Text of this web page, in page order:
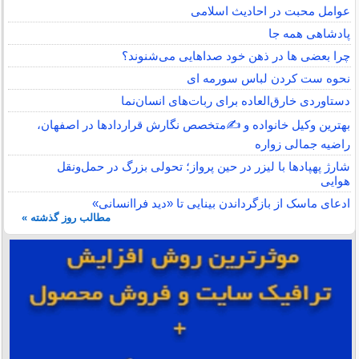
عوامل محبت در احادیث اسلامى
پادشاهی همه جا
چرا بعضی ها در ذهن خود صداهایی می‌شنوند؟
نحوه ست کردن لباس سورمه ای
دستاوردی خارق‌العاده برای ربات‌های انسان‌نما
بهترین وکیل خانواده و ✍️متخصص نگارش قراردادها در اصفهان،
راضیه جمالی زواره
شارژ پهپادها با لیزر در حین پرواز؛ تحولی بزرگ در حمل‌ونقل
هوایی
ادعای ماسک از بازگرداندن بینایی تا «دید فراانسانی»
مطالب روز گذشته »